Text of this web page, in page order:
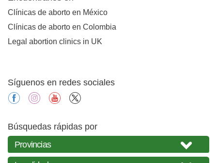
Clínicas de aborto en México
Clínicas de aborto en Colombia
Legal abortion clinics in UK
Síguenos en redes sociales
facebookinstagramyoutube
Búsquedas rápidas por